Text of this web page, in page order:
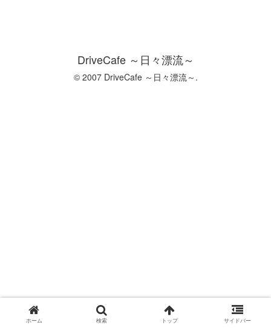
DriveCafe ～日々漂流～
© 2007 DriveCafe ～日々漂流～.
ホーム 検索 トップ サイドバー